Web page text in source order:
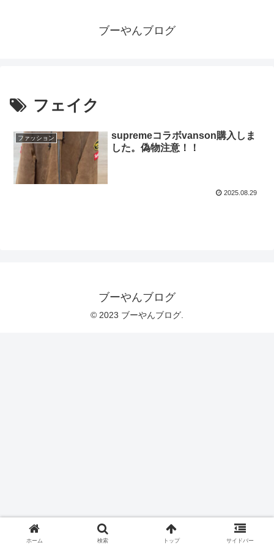
ブーやんブログ
フェイク
ファッション
supremeコラボvanson購入しま
した。偽物注意！！
2025.08.29
ブーやんブログ
© 2023 ブーやんブログ.
ホーム 検索 トップ サイドバー